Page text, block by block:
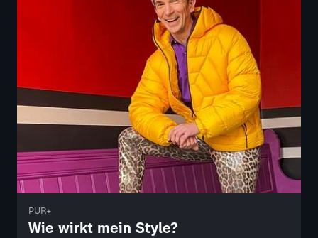
PUR+
Wie wirkt mein Style?